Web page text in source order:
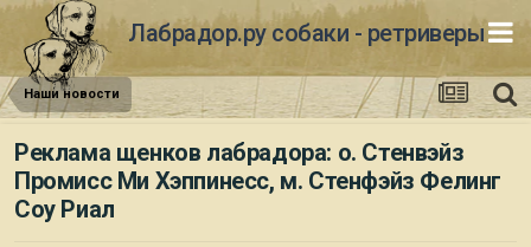
Лабрадор.ру собаки - ретриверы
Наши новости
Реклама щенков лабрадора: о. Стенвэйз
Промисс Ми Хэппинесс, м. Стенфэйз Фелинг
Соу Риал